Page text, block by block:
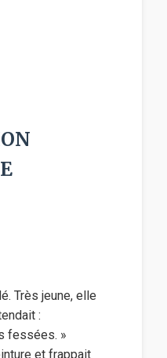
Très jeune, elle
:
fessées. »
et frappait